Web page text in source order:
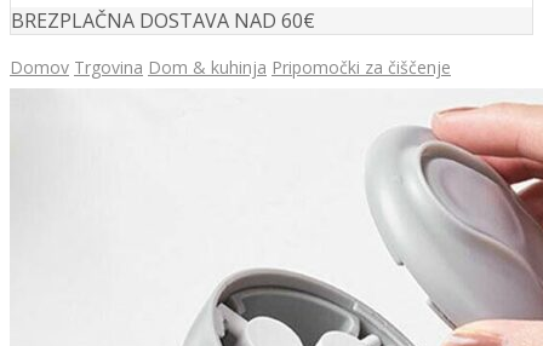
BREZPLAČNA DOSTAVA NAD 60€
Domov Trgovina Dom & kuhinja Pripomočki za čiščenje